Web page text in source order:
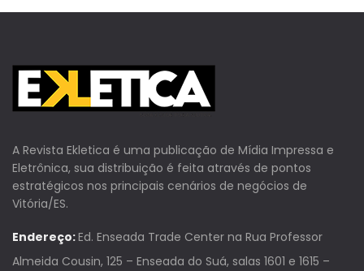
A Revista Ekletica é uma publicação de Mídia Impressa e
Eletrônica, sua distribuição é feita através de pontos
estratégicos nos principais cenários de negócios de
Vitória/ES.
Endereço:Ed. Enseada Trade Center na Rua Professor
Almeida Cousin, 125 – Enseada do Suá, salas 1601 e 1615 –